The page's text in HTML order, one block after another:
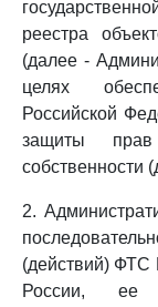
реестра
(далее -
целях
Российской
защиты прав
собственности
2.
(действий) ФТС
России, ее